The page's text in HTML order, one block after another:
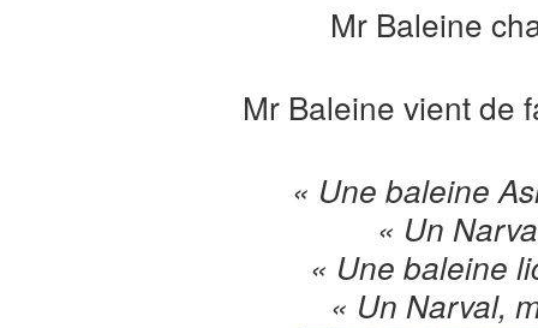
Mr Baleine
Mr Baleine vient de
« Une baleine
« Un
« Une baleine
« Un Narval,